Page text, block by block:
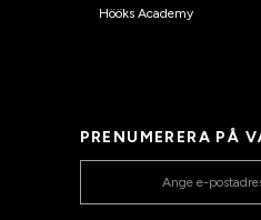
Hööks Academy
PRENUMERERA PÅ